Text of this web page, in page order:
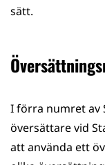
sätt.
I förra numret av
översättare vid
att använda ett